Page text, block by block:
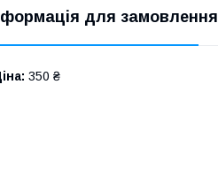
для замовлення
350 ₴